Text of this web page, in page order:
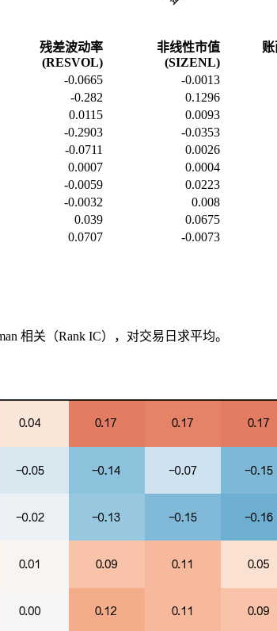
残差波动率
(RESVOL)
非线性市值
(SIZENL)
-0.0665 -0.0013
-0.282 0.1296
0.0115 0.0093
-0.2903 -0.0353
-0.0711 0.0026
0.0007 0.0004
-0.0059 0.0223
-0.0032 0.008
0.039 0.0675
0.0707 -0.0073
相关（Rank IC），对交易日求平均。